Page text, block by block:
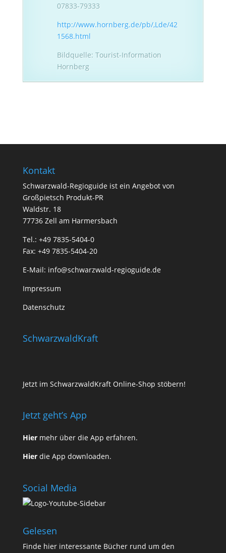
07833-79333
http://www.hornberg.de/pb/,Lde/42
1568.html
Bildquelle: Tourist-Information
Hornberg
Kontakt
Schwarzwald-Regioguide ist ein Angebot von
Großpietsch Produkt-PR
Waldstr. 18
77736 Zell am Harmersbach
Tel.: +49 7835-5404-0
Fax: +49 7835-5404-20
E-Mail: info@schwarzwald-regioguide.de
Impressum
Datenschutz
SchwarzwaldKraft
Jetzt im SchwarzwaldKraft Online-Shop stöbern!
Jetzt geht’s App
Hiermehr über die App erfahren.
Hierdie App downloaden.
Social Media
Gelesen
Finde hierinteressante Bücher rund um den